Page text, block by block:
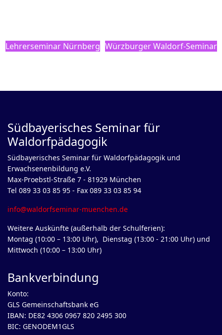
Lehrerseminar Nürnberg Würzburger Waldorf-Seminar
Südbayerisches Seminar für
Waldorfpädagogik
Südbayerisches Seminar für Waldorfpädagogik und
Erwachsenenbildung e.V.
Max-Proebstl-Straße 7 - 81929 München
Tel 089 33 03 85 95 - Fax 089 33 03 85 94
info@waldorfseminar-muenchen.de
Weitere Auskünfte (außerhalb der Schulferien):
Montag (10:00 – 13:00 Uhr), Dienstag (13:00 - 21:00 Uhr) und
Mittwoch (10:00 – 13:00 Uhr)
Bankverbindung
Konto:
GLS Gemeinschaftsbank eG
IBAN: DE82 4306 0967 820 2495 300
BIC: GENODEM1GLS